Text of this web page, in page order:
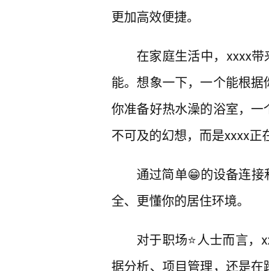
更加高效便捷。
在家庭生活中，xxxx带
能。想象一下，一个能根
你准备好热水澡的浴室，
不可及的幻想，而是xxxx正
通过简单😁的设备连
全、更懂你的居住环境。
对于职场⭐人士而言
据分析、项目管理，还是